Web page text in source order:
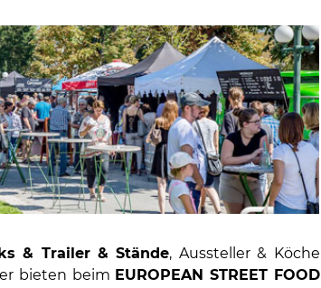
& Trailer & Stände, Aussteller & Köche
bieten beim
EUROPEAN STREET FOOD